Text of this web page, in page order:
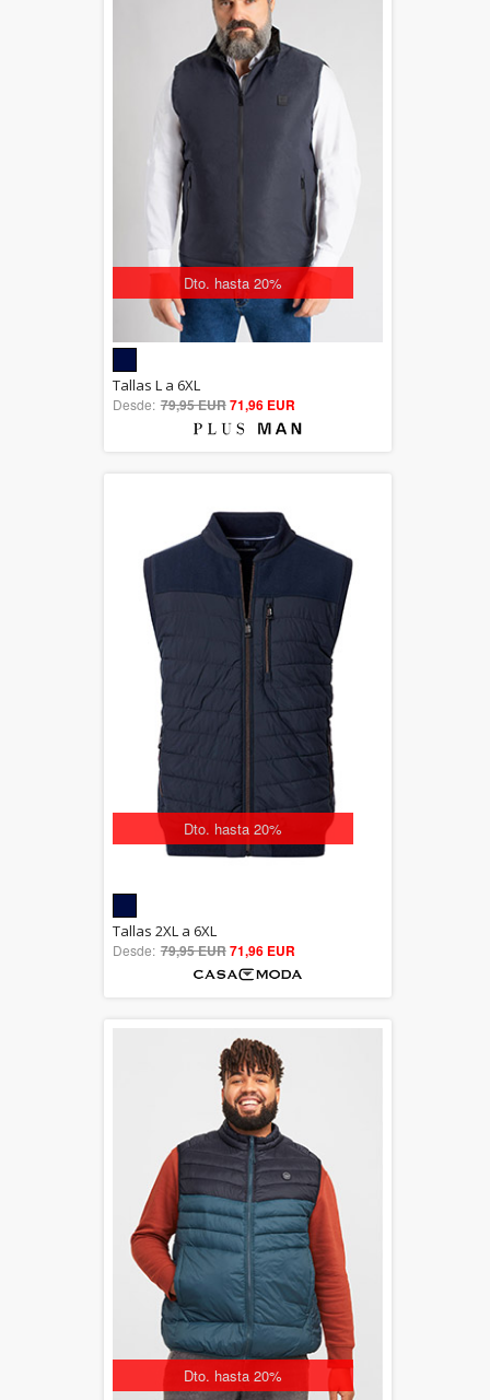
Dto. hasta 20%
out of 5
Tallas L a 6XL
Desde: 79,95 EUR71,96 EUR
Dto. hasta 20%
5.00
out of 5
Tallas 2XL a 6XL
Desde: 79,95 EUR71,96 EUR
Dto. hasta 20%